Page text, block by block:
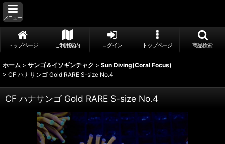
メニュー
トップページ ご利用案内 ログイン トップページ 商品検索
ホーム > サンゴ＆イソギンチャク > Sun Diving(Coral Focus)
> CF ハナサンゴ Gold RARE S-size No.4
CF ハナサンゴ Gold RARE S-size No.4